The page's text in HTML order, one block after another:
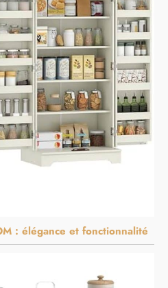
: élégance et fonctionnalité